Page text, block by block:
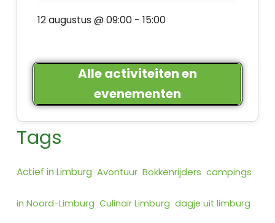
12 augustus @ 09:00- 15:00
Alle activiteiten en
evenementen
Tags
Actief in Limburg Avontuur Bokkenrijders campings
in Noord-Limburg Culinair Limburg dagje uit limburg